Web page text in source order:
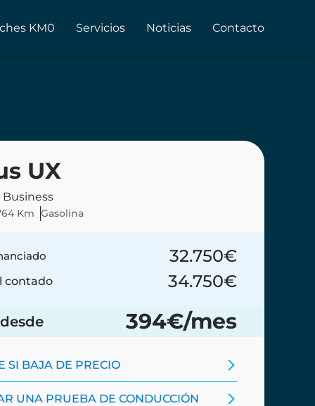
KM0 Servicios Noticias Contacto
UX
Business
Km Gasolina
32.750€
contado 34.750€
394€/mes
SI BAJA DE PRECIO
UNA PRUEBA DE CONDUCCIÓN